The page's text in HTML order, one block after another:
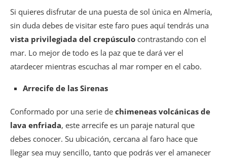
Si quieres disfrutar de una puesta de sol única en Almería,
sin duda debes de visitar este faro pues aquí tendrás una
vista privilegiada del crepúsculo contrastando con el
mar. Lo mejor de todo es la paz que te dará ver el
atardecer mientras escuchas al mar romper en el cabo.
Arrecife de las Sirenas
Conformado por una serie de chimeneas volcánicas de
lava enfriada, este arrecife es un paraje natural que
debes conocer. Su ubicación, cercana al faro hace que
llegar sea muy sencillo, tanto que podrás ver el amanecer